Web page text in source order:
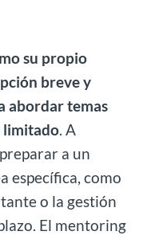
su propio
breve y
abordar temas
limitado. A
a un
específica, como
o la gestión
El mentoring